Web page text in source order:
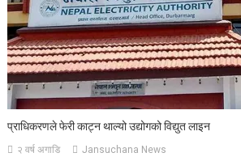
प्राधिकरणले फेरी काट्न थाल्यो उद्योगको विद्युत लाइन
२ वर्ष अगाडि Jansuchana News